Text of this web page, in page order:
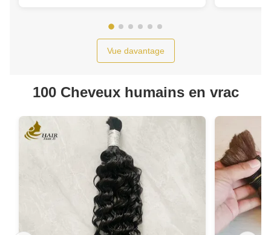
Vue davantage
100 Cheveux humains en vrac